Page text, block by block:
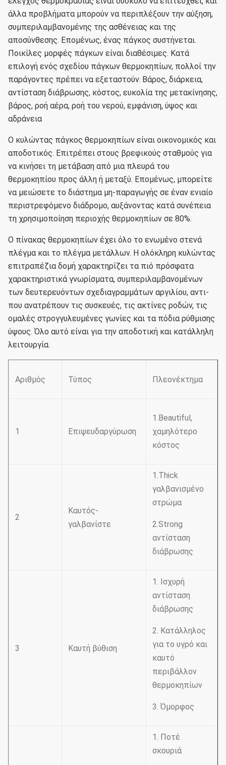
άλλα προβλήματα μπορούν να περιπλέξουν την αύξηση,
συμπεριλαμβανομένης της ασθένειας και της
αποσύνθεσης. Επομένως, ένας πάγκος συστήνεται.
Ποικίλες μορφές πάγκων είναι διαθέσιμες. Κατά
επιλογή ενός σχεδίου πάγκων θερμοκηπίων, πολλοί την
παράγοντες πρέπει να εξεταστούν. Βάρος, διάρκεια,
αντίσταση διάβρωσης, κόστος, ευκολία της μετακίνησης,
βάρος, ροή αέρα, ροή του νερού, εμφάνιση, ύψος και
αδράνεια
Ο κυλώντας πάγκος θερμοκηπίων είναι οικονομικός και
αποδοτικός. Επιτρέπει στους βρεφικούς σταθμούς για
να κινήσει τη μετάβαση από μια πλευρά του
θερμοκηπίου προς άλλη ή μεταξύ. Επομένως, μπορείτε
να μειώσετε το διάστημα μη-παραγωγής σε έναν ενιαίο
περιστρεφόμενο διάδρομο, αυξάνοντας κατά συνέπεια
τη χρησιμοποίηση περιοχής θερμοκηπίων σε 80%.
Ο πίνακας θερμοκηπίων έχει όλο το ενωμένο στενά
πλέγμα και το πλέγμα μετάλλων. Η ολόκληρη κυλώντας
επιτραπέζια δομή χαρακτηρίζει τα πιό πρόσφατα
χαρακτηριστικά γνωρίσματα, συμπεριλαμβανομένων
των δευτερευόντων σχεδιαγραμμάτων αργιλίου, αντι-
που ανατρέπουν τις συσκευές, τις ακτίνες ροδών, τις
ομαλές στρογγυλευμένες γωνίες και τα πόδια ρύθμισης
ύψους.Όλο αυτό είναι για την αποδοτική και κατάλληλη
λειτουργία.
Αριθμός Τύπος Πλεονέκτημα
1 Επιψευδαργύρωση
1.Beautiful,
χαμηλότερο
κόστος
2
Καυτός-
γαλβανίστε
1.Thick
γαλβανισμένο
στρώμα
2.Strong
αντίσταση
διάβρωσης
3 Καυτή βύθιση
1. Ισχυρή
αντίσταση
διάβρωσης
2. Κατάλληλος
για το υγρό και
καυτό
περιβάλλον
θερμοκηπίων
3. Όμορφος
1. Ποτέ
σκουριά